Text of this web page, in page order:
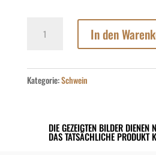
Katenschinken
ganze
Menge
In den
Kategorie:Schwein
DIE GEZEIGTEN BILDER DIENEN
DAS TATSÄCHLICHE PRODUKT